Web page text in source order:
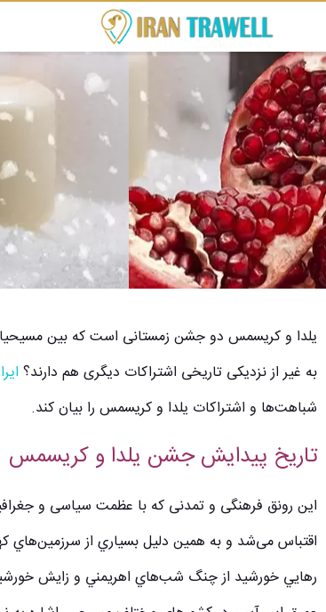
یلدا و کریسمس دو جشن زمستانی است که بین مسیحیان
به غیر از نزدیکی تاریخی اشتراکات دیگری هم دارند؟
شباهت‌ها و اشتراکات یلدا و کریسمس را بیان کند.
تاریخ پیدایش جشن یلدا و کریسمس
این رونق فرهنگی و تمدنی که با عظمت سیاسی و
اقتباس می‌شد و به همین دلیل بسياري از سرزمين‌هاي
رهايي خورشيد از چنگ شب‌هاي اهريمني و زايش